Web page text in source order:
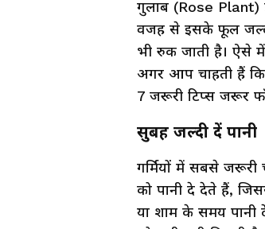
गुलाब (Rose Plant)
वजह से इसके फूल जल्दी
भी रुक जाती है। ऐसे
अगर आप चाहती हैं
7 जरूरी टिप्स जरूर
सुबह जल्दी दें पानी
गर्मियों में सबसे जरूरी
को पानी दे देते हैं,
या शाम के समय पानी